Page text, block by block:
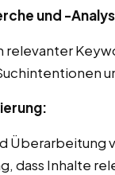
und -
Überarbeitung
dass Inhalte